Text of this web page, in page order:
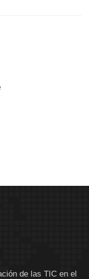
de las TIC en el